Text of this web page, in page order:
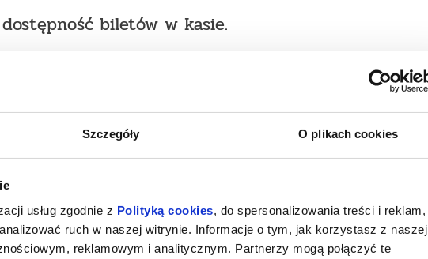
Szczegóły O plikach cookies
usług zgodnie z Polityką cookies, do spersonalizowania treści i reklam,
ruch w naszej witrynie. Informacje o tym, jak korzystasz z naszej
reklamowym i analitycznym. Partnerzy mogą połączyć te
biletów w kasie.